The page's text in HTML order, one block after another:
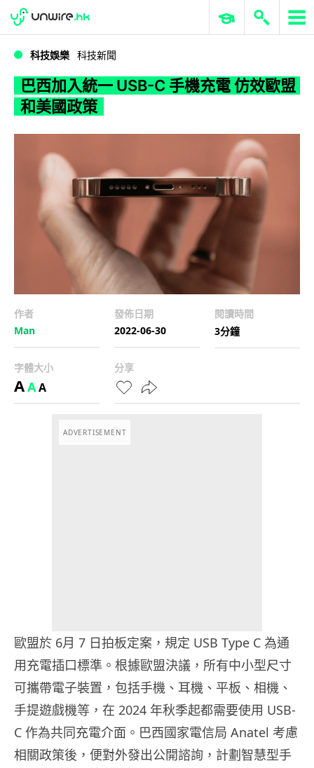
WWDC 2026 ERP 與商業 AI
科技娛樂 科技新聞
巴西加入統一 USB-C 手機充電 仿效歐盟
和美國政策
作者
Man
發佈日期
2022-06-30
閱讀時間
3分鐘
字體大小
AAA
分享
ADVERTISEMENT
歐盟於 6月 7 日拍板定案，規定 USB Type C 為通
用充電插口標準。根據歐盟決議，所有中小型尺寸
可攜帶電子裝置，包括手機、耳機、平板、相機、
手提遊戲機等，在 2024 年秋季起都需要使用 USB-
C 作為共同充電介面。巴西國家電信局 Anatel 考慮
相關政策後，便對外發出公開諮詢，計劃智慧型手